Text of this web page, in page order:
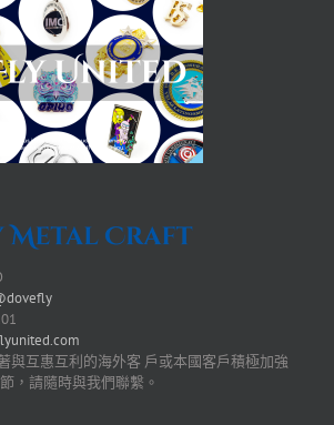
與互惠互利的海外客 戶或本國客戶積極加強
，請隨時與我們聯繫。